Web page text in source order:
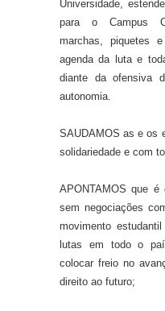
Universidade,
para o Campus
marchas, piquetes
agenda da luta e
diante da ofensiva
autonomia.
SAUDAMOS as e os
solidariedade e com
APONTAMOS que
sem negociações
movimento
lutas em todo o
colocar freio no
direito ao futuro;